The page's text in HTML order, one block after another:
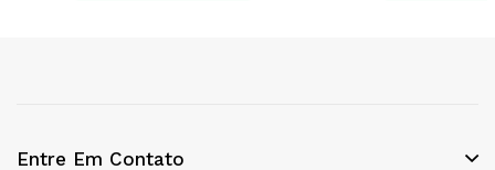
Entre Em Contato